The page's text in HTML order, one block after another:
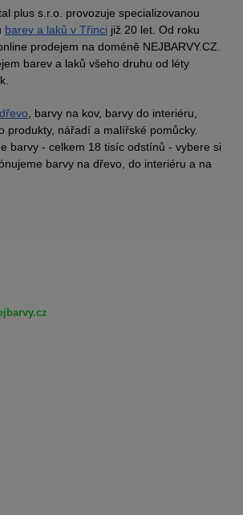
plus s.r.o. provozuje specializovanou
barev a laků v Třinci již 20 let. Od roku
prodejem na doméně NEJBARVY.CZ.
barev a laků všeho druhu od léty
, barvy na kov, barvy do interiéru,
produkty, nářadí a malířské pomůcky.
barvy - celkem 18 tisíc odstínů - vybere si
barvy na dřevo, do interiéru a na